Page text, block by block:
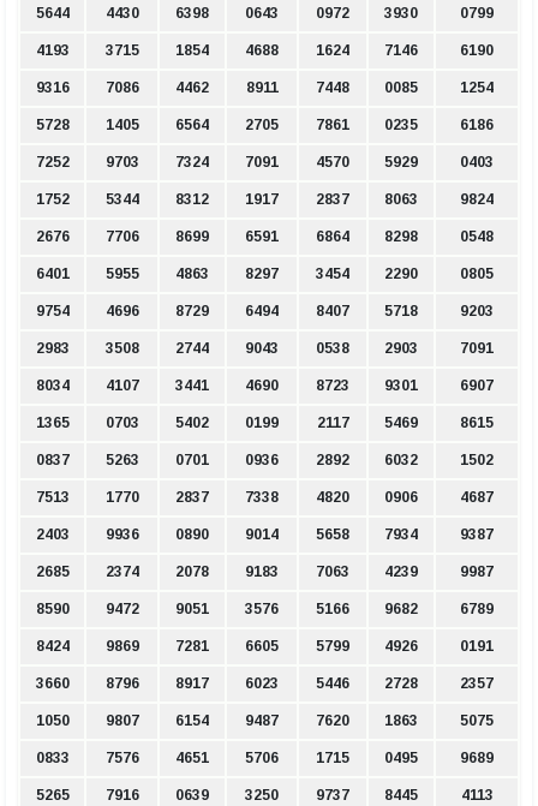
5644 4430 6398 0643 0972 3930 0799
4193 3715 1854 4688 1624 7146 6190
9316 7086 4462 8911 7448 0085 1254
5728 1405 6564 2705 7861 0235 6186
7252 9703 7324 7091 4570 5929 0403
1752 5344 8312 1917 2837 8063 9824
2676 7706 8699 6591 6864 8298 0548
6401 5955 4863 8297 3454 2290 0805
9754 4696 8729 6494 8407 5718 9203
2983 3508 2744 9043 0538 2903 7091
8034 4107 3441 4690 8723 9301 6907
1365 0703 5402 0199 2117 5469 8615
0837 5263 0701 0936 2892 6032 1502
7513 1770 2837 7338 4820 0906 4687
2403 9936 0890 9014 5658 7934 9387
2685 2374 2078 9183 7063 4239 9987
8590 9472 9051 3576 5166 9682 6789
8424 9869 7281 6605 5799 4926 0191
3660 8796 8917 6023 5446 2728 2357
1050 9807 6154 9487 7620 1863 5075
0833 7576 4651 5706 1715 0495 9689
5265 7916 0639 3250 9737 8445 4113